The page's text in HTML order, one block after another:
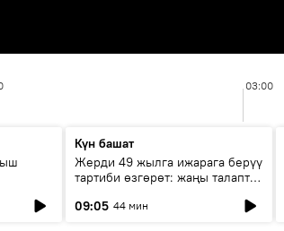
03:00
Күн башат
Жерди 49 жылга ижарага берүү
тартиби өзгөрөт: жаңы талаптар
09:05 44 мин